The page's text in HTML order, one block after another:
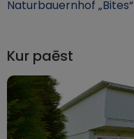
Naturbauernhof „Bites“
Kur paēst